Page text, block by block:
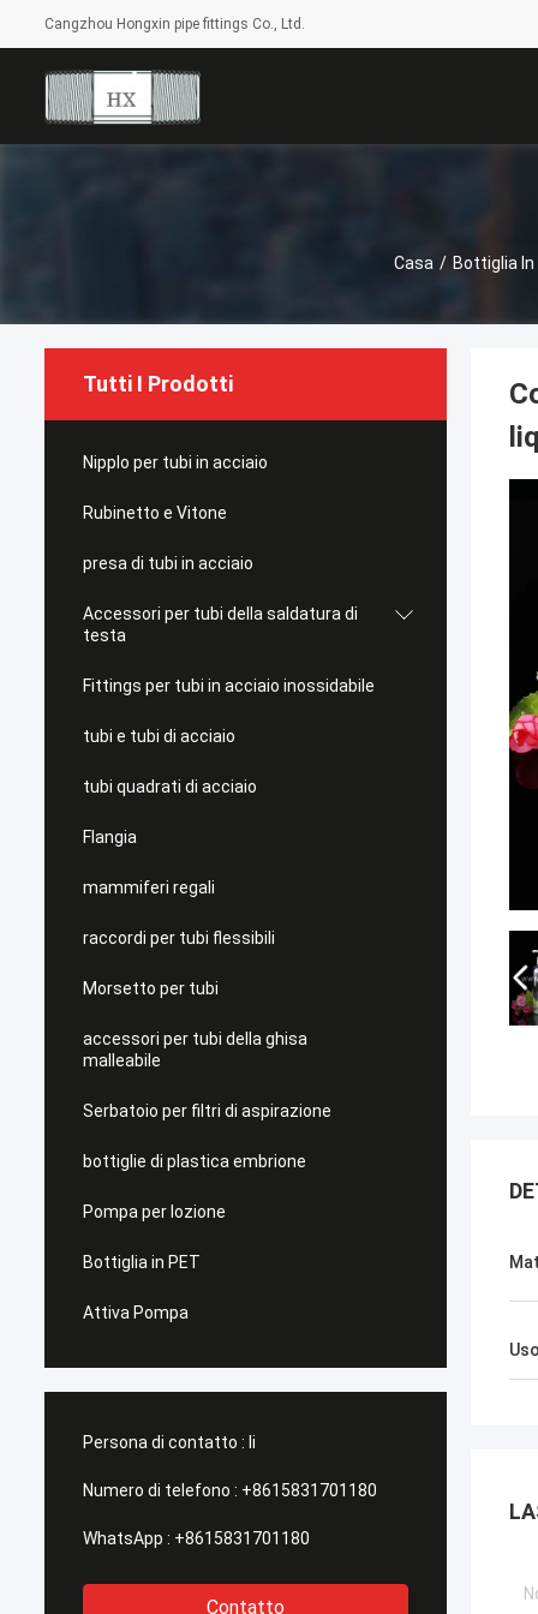
Cangzhou Hongxin pipe fittings Co., Ltd.
Casa / Bottiglia In
Tutti I Prodotti
Nipplo per tubi in acciaio
Rubinetto e Vitone
presa di tubi in acciaio
Accessori per tubi della saldatura di
testa
Fittings per tubi in acciaio inossidabile
tubi e tubi di acciaio
tubi quadrati di acciaio
Flangia
mammiferi regali
raccordi per tubi flessibili
Morsetto per tubi
accessori per tubi della ghisa
malleabile
Serbatoio per filtri di aspirazione
bottiglie di plastica embrione
Pompa per lozione
Bottiglia in PET
Attiva Pompa
Persona di contatto : li
Numero di telefono : +8615831701180
WhatsApp : +8615831701180
Contatto